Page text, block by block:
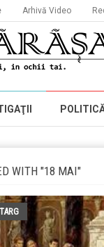
Arhivă Video
WITH "18 MAI"